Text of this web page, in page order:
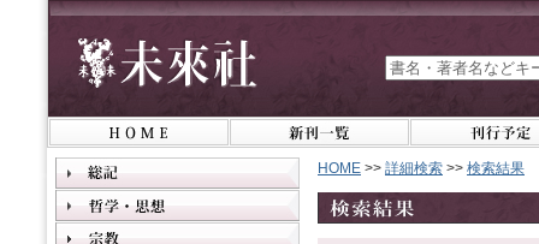
HOME >> 詳細検索 >> 検索結果